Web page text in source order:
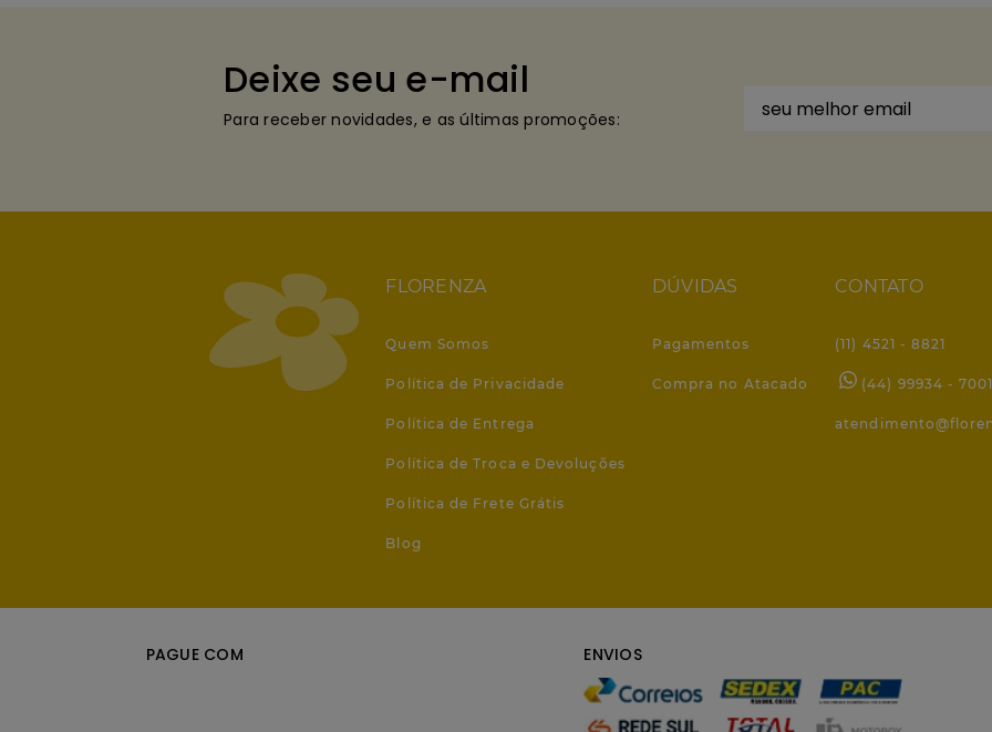
Deixe seu e-mail
Para receber novidades, e as últimas promoções:
FLORENZA
Quem Somos
Política de Privacidade
Política de Entrega
Política de Troca e Devoluções
Política de Frete Grátis
Blog
DÚVIDAS
Pagamentos
Compra no Atacado
CONTATO
(11) 4521 - 8821
(44) 99934 - 7001
PAGUE COM ENVIOS